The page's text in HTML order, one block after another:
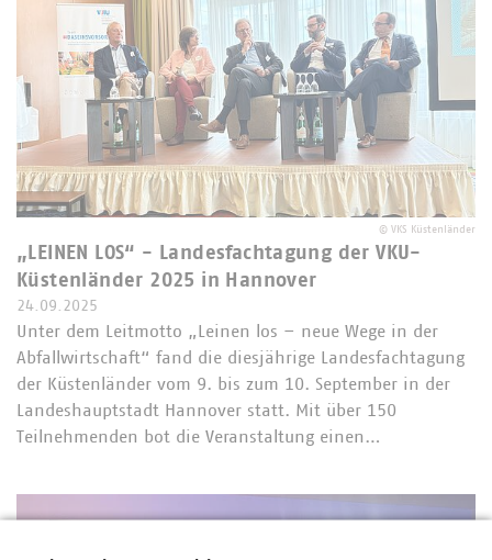
© VKS Küstenländer
„LEINEN LOS“ - Landesfachtagung der VKU-
Küstenländer 2025 in Hannover
24.09.2025
Unter dem Leitmotto „Leinen los – neue Wege in der
Abfallwirtschaft“ fand die diesjährige Landesfachtagung
der Küstenländer vom 9. bis zum 10. September in der
Landeshauptstadt Hannover statt. Mit über 150
Teilnehmenden bot die Veranstaltung einen…